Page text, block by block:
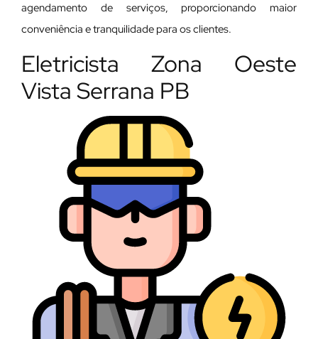
agendamento de serviços, proporcionando maior
conveniência e tranquilidade para os clientes.
Eletricista Zona Oeste
Vista Serrana PB